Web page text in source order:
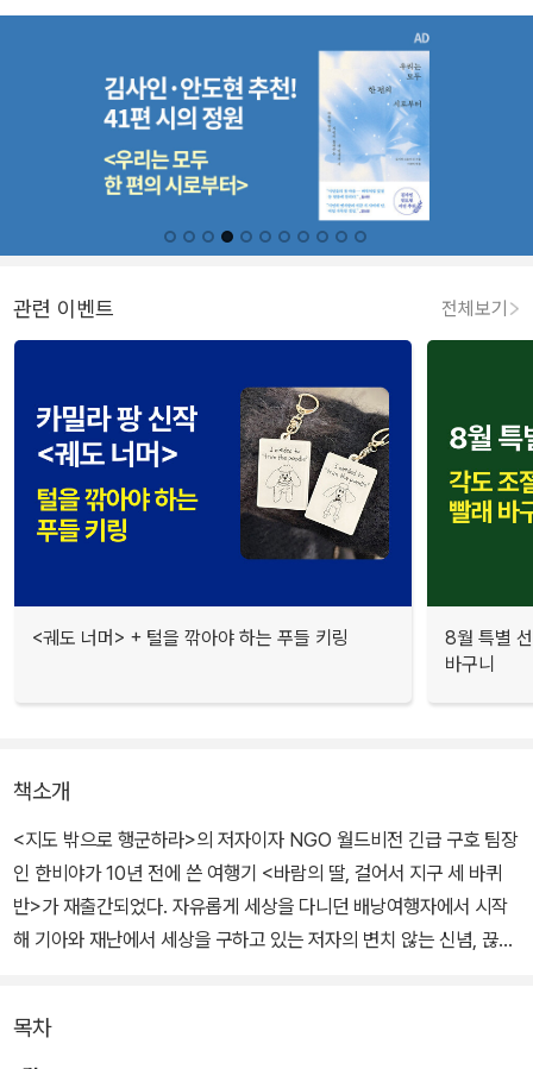
관련 이벤트 전체보기
<궤도 너머> + 털을 깎아야 하는 푸들 키링
8월 특별
바구니
책소개
<지도 밖으로 행군하라>의 저자이자 NGO 월드비전 긴급 구호 팀장
인 한비야가 10년 전에 쓴 여행기 <바람의 딸, 걸어서 지구 세 바퀴
반>가 재출간되었다. 자유롭게 세상을 다니던 배낭여행자에서 시작
해 기아와 재난에서 세상을 구하고 있는 저자의 변치 않는 신념, 끊임
<바람의 딸, 걸어서 지구 세 바퀴 반 1> 아프리카,중동,중앙아시아편
목차